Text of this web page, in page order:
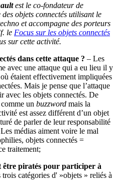
est le co-fondateur de
objets connectés utilisant le
et accompagne des porteurs
le Focus sur les objets connectés
sur cette activité.
dans cette attaque ? – Les
avec une attaque qui a eu lieu il y
étaient effectivement impliquées
Mais je pense que l’attaque
avec les objets connectés. De
un buzzword mais la
est assez différent d’un objet
de parler de leur responsabilité
médias aiment voire le mal
objets connectés =
traitement;
être piratés pour participer à
trois catégories d' »objets » reliés à